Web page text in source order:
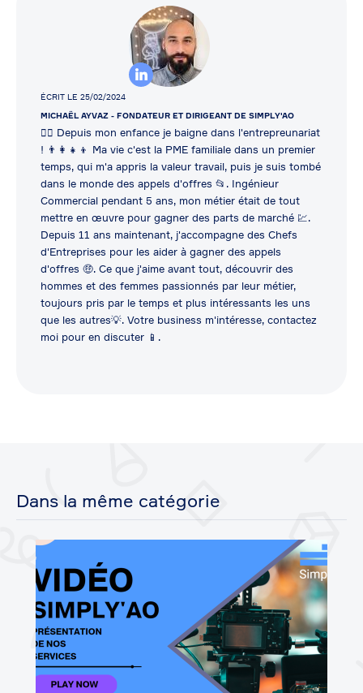
ÉCRIT LE 25/02/2024
MICHAËL AYVAZ - FONDATEUR ET DIRIGEANT DE SIMPLY'AO
👷‍♂️ Depuis mon enfance je baigne dans l'entrepreunariat
! 👨‍👩‍👧‍👦 Ma vie c'est la PME familiale dans un premier
temps, qui m'a appris la valeur travail, puis je suis tombé
dans le monde des appels d'offres 📂. Ingénieur
Commercial pendant 5 ans, mon métier était de tout
mettre en œuvre pour gagner des parts de marché 💹.
Depuis 11 ans maintenant, j'accompagne des Chefs
d'Entreprises pour les aider à gagner des appels
d'offres 🤑. Ce que j'aime avant tout, découvrir des
hommes et des femmes passionnés par leur métier,
toujours pris par le temps et plus intéressants les uns
que les autres💡. Votre business m'intéresse, contactez
moi pour en discuter 📱.
Dans la même catégorie